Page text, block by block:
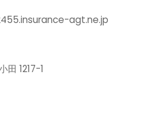
agt.ne.jp
田 1217-1